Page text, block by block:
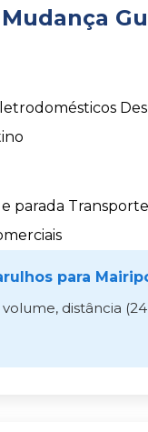
parada
para
distância